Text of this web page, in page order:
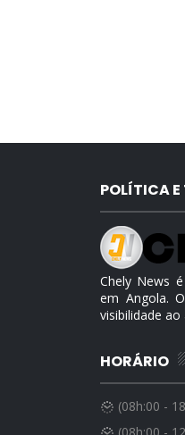
POLÍTICA E
Chely News
em Angola.
visibilidade
HORÁRIO
(08h:00 -
(08h:00 -